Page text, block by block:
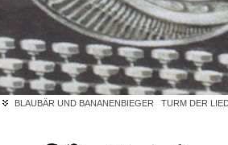
BLAUBÄR UND BANANENBIEGER TURM DER